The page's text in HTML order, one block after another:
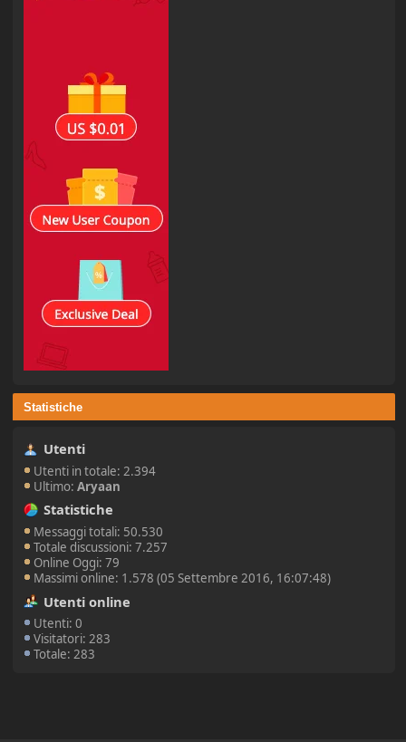
Statistiche
Utenti
Utenti in totale: 2.394
Ultimo:Aryaan
Statistiche
Messaggi totali: 50.530
Totale discussioni: 7.257
Online Oggi: 79
Massimi online: 1.578 (05 Settembre 2016, 16:07:48)
Utenti online
Utenti: 0
Visitatori: 283
Totale: 283